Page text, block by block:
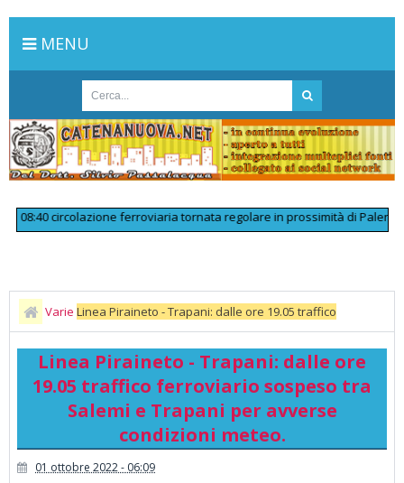
MENU
circolazione ferroviaria tornata regolare in prossimità di Palermo
Varie Linea Piraineto - Trapani: dalle ore 19.05 traffico
ferroviario sospeso tra Salemi e Trapani per avverse condizioni
meteo.Linea Piraineto - Trapani: dalle ore
19.05 traffico ferroviario sospeso tra
Salemi e Trapani per avverse
condizioni meteo.
01 ottobre 2022 - 06:09